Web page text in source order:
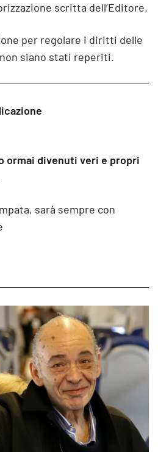
scritta dell’Editore.
per regolare i diritti delle
siano stati reperiti.
ormai divenuti veri e propri
sarà sempre con